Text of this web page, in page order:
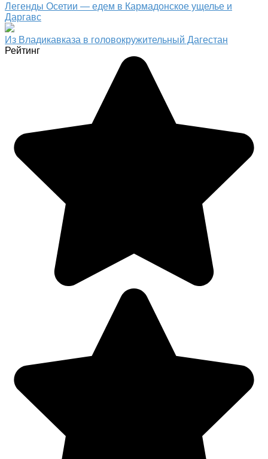
Легенды Осетии — едем в Кармадонское ущелье и
Даргавс
Из Владикавказа в головокружительный Дагестан
Рейтинг